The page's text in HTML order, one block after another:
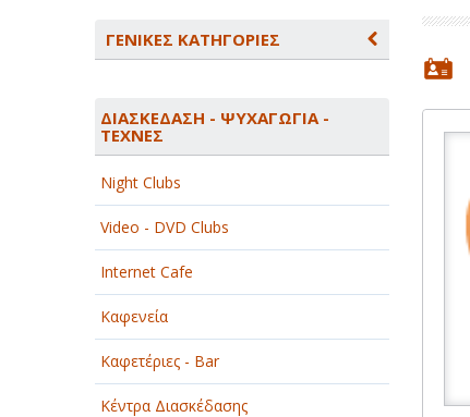
ΓΕΝΙΚΕΣ ΚΑΤΗΓΟΡΙΕΣ
ΑΘΛΗΤΙΣΜΟΣ
ΑΥΤΟΚΙΝΗΤΑ - ΜΗΧΑΝΕΣ - ΣΚΑΦΗ
ΔΙΑΣΚΕΔΑΣΗ - ΨΥΧΑΓΩΓΙΑ - ΤΕΧΝΕΣ
ΔΙΑΦΗΜΙΣΗ - ΜΜΕ
ΕΚΚΛΗΣΙΕΣ - ΦΙΛΑΝΘΡΩΠΙΚΑ
ΣΩΜΑΤΕΙΑ
ΕΚΠΑΙΔΕΥΣΗ - ΣΧΟΛΕΣ
ΔΙΑΣΚΕΔΑΣΗ - ΨΥΧΑΓΩΓΙΑ -
ΤΕΧΝΕΣ
Night Clubs
Video - DVD Clubs
Internet Cafe
Καφενεία
Καφετέριες - Bar
Κέντρα Διασκέδασης